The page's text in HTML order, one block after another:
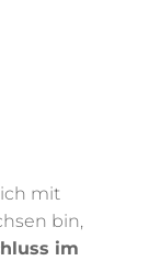
mit
bin,
im